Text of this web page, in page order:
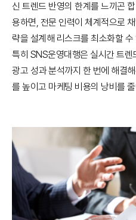
신 트렌드 반영의 한계를 느끼곤
용하면, 전문 인력이 체계적으로
략을 설계해 리스크를 최소화할 수
특히 SNS운영대행은 실시간 트
광고 성과 분석까지 한 번에 해결
를 높이고 마케팅 비용의 낭비를